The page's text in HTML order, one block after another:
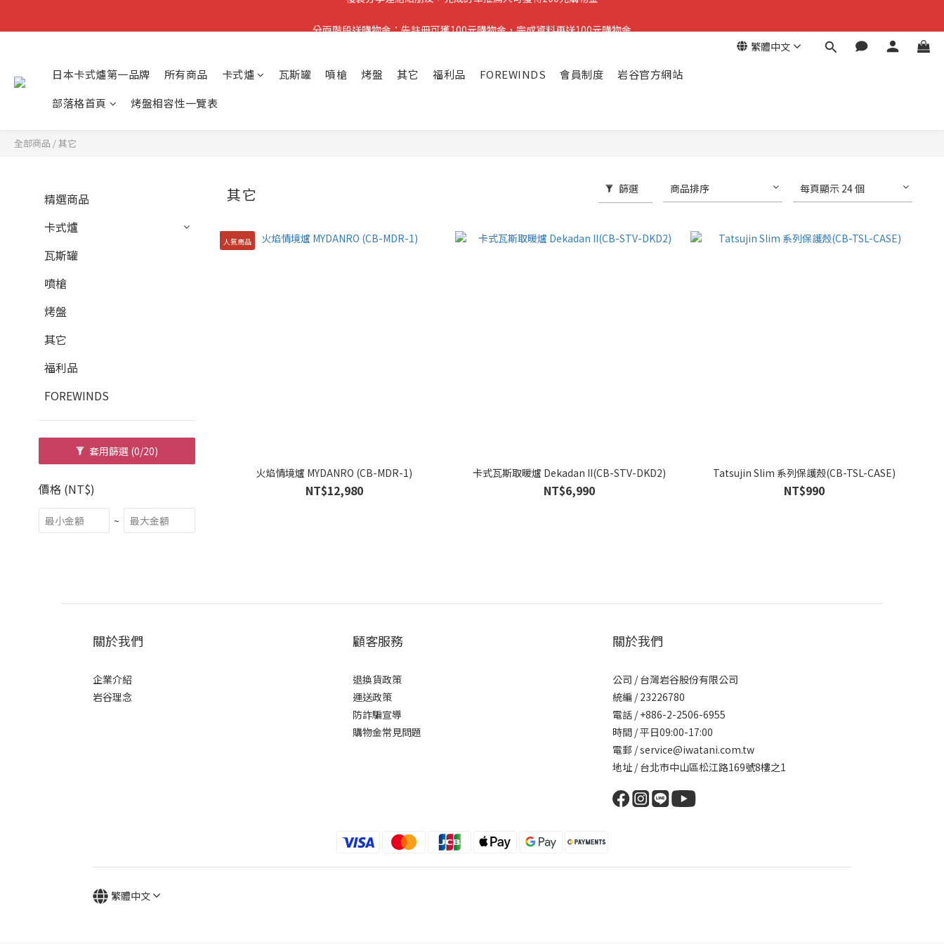
繁體中文
日本卡式爐第一品牌 所有商品 卡式爐 瓦斯罐 噴槍 烤盤 其它 福利品 FOREWINDS 會員制度
岩谷官方網站
部落格首頁
烤盤相容性一覽表
全部商品 /其它
精選商品
卡式爐
瓦斯罐
噴槍
烤盤
其它
福利品
FOREWINDS
套用篩選 (0/20)
價格 (NT$)
~
其它 篩選 商品排序 每頁顯示 24 個
人氣商品
火焰情境爐 MYDANRO (CB-MDR-1)
NT$12,980
卡式瓦斯取暖爐 Dekadan II(CB-STV-DKD2)
NT$6,990
Tatsujin Slim 系列保護殼(CB-TSL-CASE)
NT$990
關於我們
企業介紹
岩谷理念
顧客服務
退換貨政策
運送政策
防詐騙宣導
購物金常見問題
關於我們
公司 / 台灣岩谷股份有限公司
統編 / 23226780
電話 / +886-2-2506-6955
時間 / 平日09:00-17:00
電郵 / service@iwatani.com.tw
地址 / 台北市中山區松江路169號8樓之1
繁體中文